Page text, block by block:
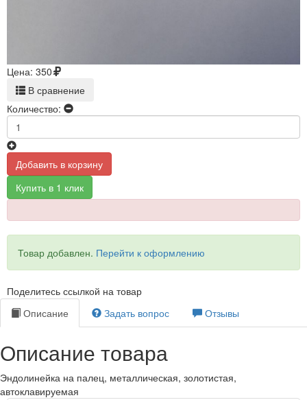
Цена: 350
В сравнение
Количество:
Добавить в корзину
Купить в 1 клик
Товар добавлен. Перейти к оформлению
Поделитесь ссылкой на товар
Описание
Задать вопрос Отзывы
Описание товара
Эндолинейка на палец, металлическая, золотистая,
автоклавируемая